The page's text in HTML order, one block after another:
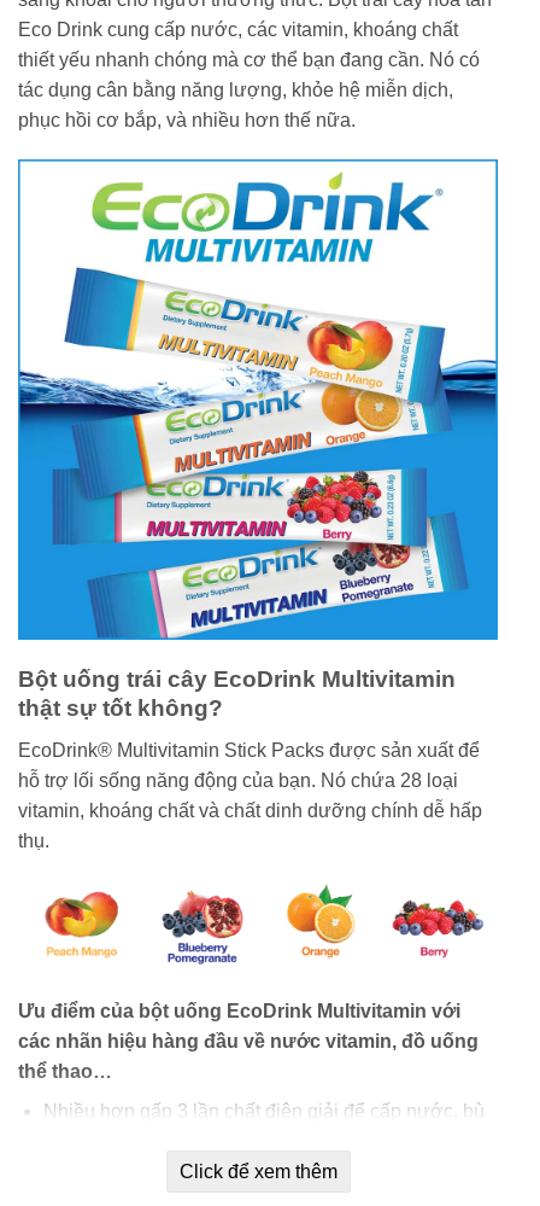
Eco Drink cung cấp nước, các vitamin, khoáng chất
thiết yếu nhanh chóng mà cơ thể bạn đang cần. Nó có
tác dụng cân bằng năng lượng, khỏe hệ miễn dịch,
phục hồi cơ bắp, và nhiều hơn thế nữa.
Bột uống trái cây EcoDrink Multivitamin
thật sự tốt không?
EcoDrink® Multivitamin Stick Packs được sản xuất để
hỗ trợ lối sống năng động của bạn. Nó chứa 28 loại
vitamin, khoáng chất và chất dinh dưỡng chính dễ hấp
thụ.
Ưu điểm của bột uống EcoDrink Multivitamin với
các nhãn hiệu hàng đầu về nước vitamin, đồ uống
thể thao…
Nhiều hơn gấp 3 lần chất điện giải để cấp nước, bù
Mạnh mẽ hơn gấp 5 lần so với các thương hiệu
Click để xem thêm